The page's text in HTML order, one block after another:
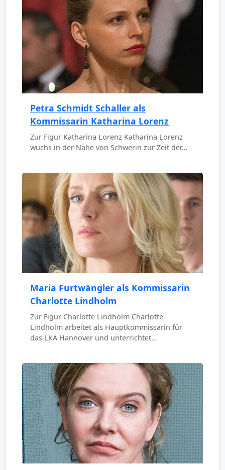
Petra Schmidt Schaller als
Kommissarin Katharina Lorenz
Zur Figur Katharina Lorenz Katharina Lorenz
wuchs in der Nähe von Schwerin zur Zeit der…
Maria Furtwängler als Kommissarin
Charlotte Lindholm
Zur Figur Charlotte Lindholm Charlotte
Lindholm arbeitet als Hauptkommissarin für
das LKA Hannover und unterrichtet…